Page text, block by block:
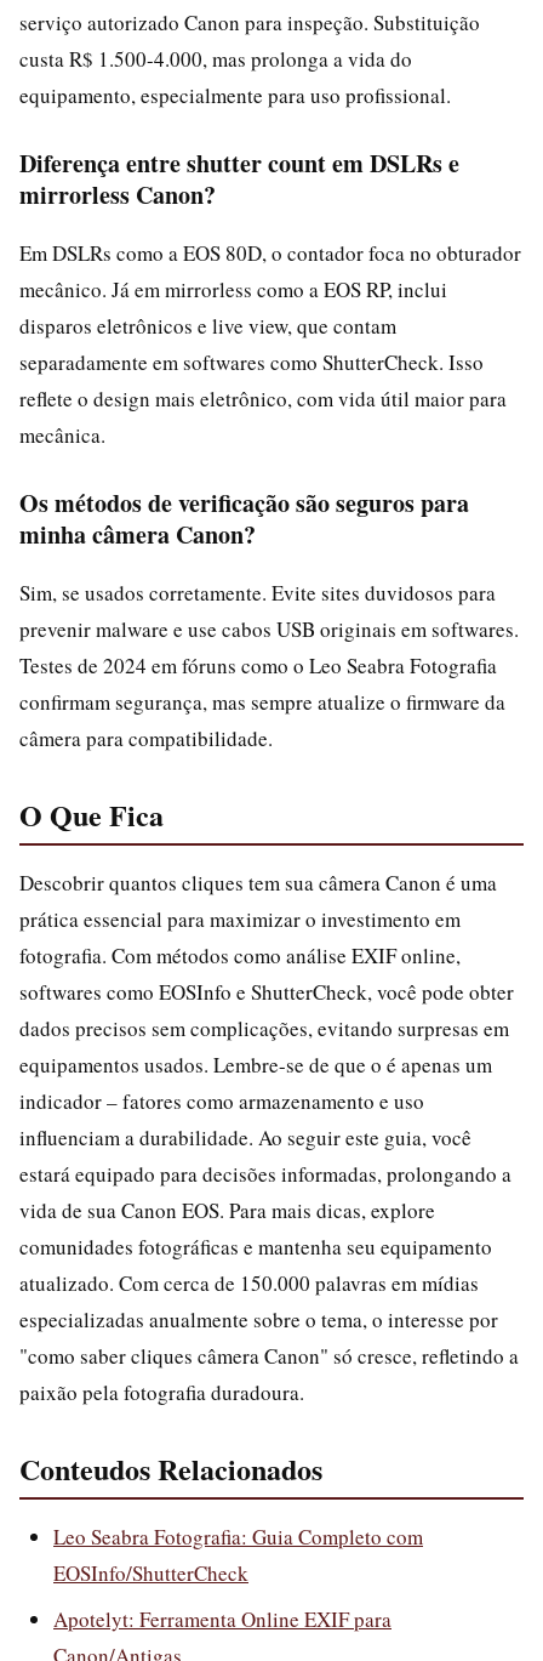
serviço autorizado Canon para inspeção. Substituição
custa R$ 1.500-4.000, mas prolonga a vida do
equipamento, especialmente para uso profissional.
Diferença entre shutter count em DSLRs e
mirrorless Canon?
Em DSLRs como a EOS 80D, o contador foca no obturador
mecânico. Já em mirrorless como a EOS RP, inclui
disparos eletrônicos e live view, que contam
separadamente em softwares como ShutterCheck. Isso
reflete o design mais eletrônico, com vida útil maior para
mecânica.
Os métodos de verificação são seguros para
minha câmera Canon?
Sim, se usados corretamente. Evite sites duvidosos para
prevenir malware e use cabos USB originais em softwares.
Testes de 2024 em fóruns como o Leo Seabra Fotografia
confirmam segurança, mas sempre atualize o firmware da
câmera para compatibilidade.
O Que Fica
Descobrir quantos cliques tem sua câmera Canon é uma
prática essencial para maximizar o investimento em
fotografia. Com métodos como análise EXIF online,
softwares como EOSInfo e ShutterCheck, você pode obter
dados precisos sem complicações, evitando surpresas em
equipamentos usados. Lembre-se de que o é apenas um
indicador – fatores como armazenamento e uso
influenciam a durabilidade. Ao seguir este guia, você
estará equipado para decisões informadas, prolongando a
vida de sua Canon EOS. Para mais dicas, explore
comunidades fotográficas e mantenha seu equipamento
atualizado. Com cerca de 150.000 palavras em mídias
especializadas anualmente sobre o tema, o interesse por
"como saber cliques câmera Canon" só cresce, refletindo a
paixão pela fotografia duradoura.
Conteudos Relacionados
Leo Seabra Fotografia: Guia Completo com
EOSInfo/ShutterCheck
Apotelyt: Ferramenta Online EXIF para